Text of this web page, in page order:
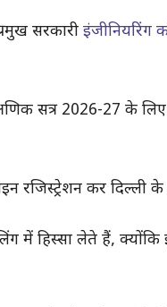
सरकारी इंजीनियरिंग
सत्र 2026-27 के
कर दिल्ली के
में हिस्सा लेते हैं,